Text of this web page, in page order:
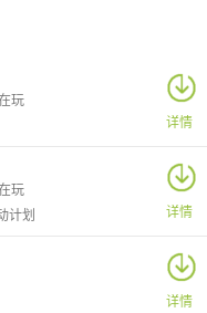
玩
详情
玩
计划
详情
详情